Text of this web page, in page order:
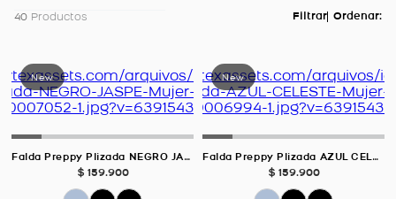
40 Productos
Falda Preppy Plizada NEGRO JASPE Para Mujer
$ 159.900
Falda Preppy Plizada AZUL CELESTE Para Mujer
$ 159.900